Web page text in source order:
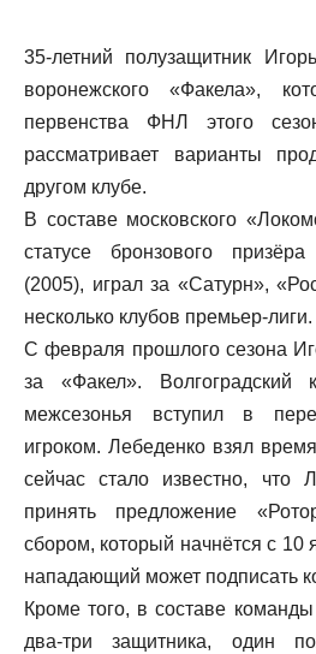
35-летний полузащитник
воронежского «Факела»,
первенства ФНЛ этого
рассматривает варианты
другом клубе.
В составе московского
статусе бронзового
(2005), играл за «Сатурн»,
несколько клубов премьер-лиги.
С февраля прошлого сезона
за «Факел».
межсезонья вступил в
игроком. Лебеденко взял
сейчас стало известно, что
принять предложение
сбором, который начнётся с 10
нападающий может подписать
Кроме того, в составе
два-три защитника, один